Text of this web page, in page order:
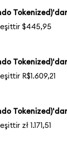
eşittir $445,95
R$1.609,21
zł 1.171,51